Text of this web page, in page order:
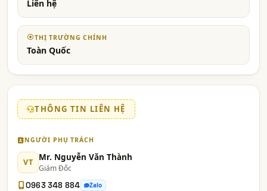
Liên hệ
THỊ TRƯỜNG CHÍNH
Toàn Quốc
THÔNG TIN LIÊN HỆ
NGƯỜI PHỤ TRÁCH
VT Mr. Nguyễn Văn Thành
Giám Đốc
0963 348 884
Zalo